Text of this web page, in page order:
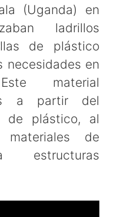
(Uganda) en
ladrillos
de plástico
necesidades en
material
a partir del
de plástico, al
de
estructuras